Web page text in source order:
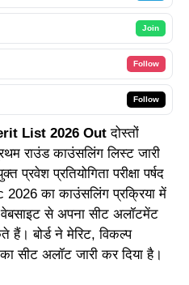
Join
Follow
Follow
List 2026 Out दोस्तों
राउंड काउंसलिंग लिस्ट जारी
प्रवेश प्रतियोगिता परीक्षा पर्षद
का काउंसलिंग प्रक्रिया में
से अपना सीट अलॉटमेंट
बोर्ड ने मेरिट, विकल्प
सीट अलॉट जारी कर दिया है।